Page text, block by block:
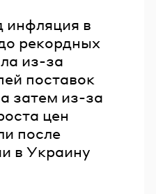
инфляция в
рекордных
из-за
поставок
затем из-за
цен
после
в Украину